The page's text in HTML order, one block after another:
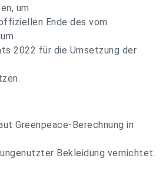
um
Ende des vom
2022 für die Umsetzung der
Greenpeace-Berechnung in
Bekleidung vernichtet.